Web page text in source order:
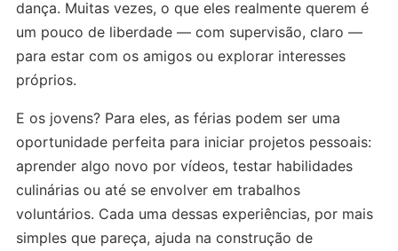
dança. Muitas vezes, o que eles realmente querem é
um pouco de liberdade — com supervisão, claro —
para estar com os amigos ou explorar interesses
próprios.
E os jovens? Para eles, as férias podem ser uma
oportunidade perfeita para iniciar projetos pessoais:
aprender algo novo por vídeos, testar habilidades
culinárias ou até se envolver em trabalhos
voluntários. Cada uma dessas experiências, por mais
simples que pareça, ajuda na construção de